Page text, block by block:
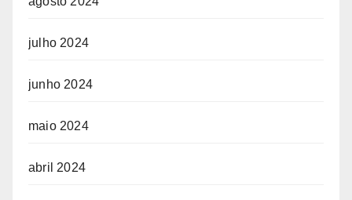
julho 2024
junho 2024
maio 2024
abril 2024